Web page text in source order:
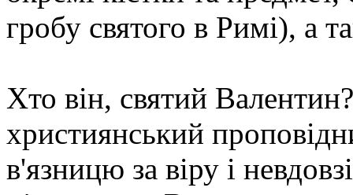
гробу святого в Римі), а
Хто він, святий
християнський
в'язницю за віру і